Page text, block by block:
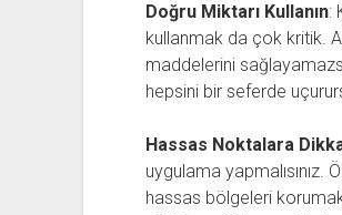
Doğru Miktarı Kullanın:
kullanmak da çok kritik.
maddelerini
hepsini bir seferde
Hassas Noktalara
uygulama
hassas bölgeleri